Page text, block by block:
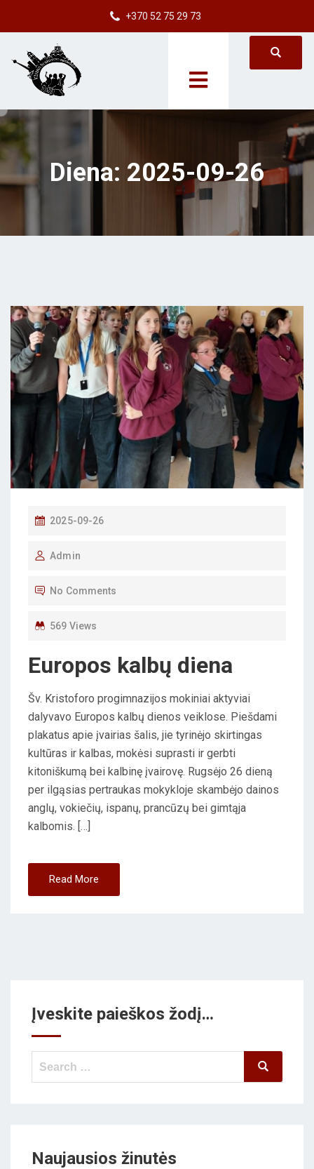
+370 52 75 29 73
Diena: 2025-09-26
P
S
2025-09-26
Admin
No Comments
569 Views
Europos kalbų diena
Šv. Kristoforo progimnazijos mokiniai aktyviai
dalyvavo Europos kalbų dienos veiklose. Piešdami
plakatus apie įvairias šalis, jie tyrinėjo skirtingas
kultūras ir kalbas, mokėsi suprasti ir gerbti
kitoniškumą bei kalbinę įvairovę. Rugsėjo 26 dieną
per ilgąsias pertraukas mokykloje skambėjo dainos
anglų, vokiečių, ispanų, prancūzų bei gimtąja
kalbomis. […]
Read More
Įveskite paieškos žodį…
Search
Search
Naujausios žinutės